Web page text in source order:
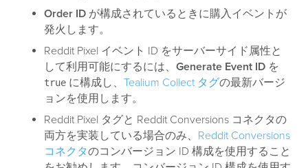
Order ID が構成されているときに購入イベントが
発火します。
Reddit Pixel イベント ID をサーバーサイド属性と
して利用可能にするには、 Generate Event ID を
true に構成し、 Tealium Collect タグの最新バージ
ョンを使用します。
Reddit Pixel タグと Reddit Conversions コネクタの
両方を実装している場合のみ、 Reddit Conversions
コネクタのコンバージョン ID 構成を使用すること